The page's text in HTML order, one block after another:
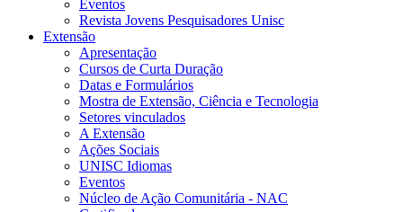
Eventos
Revista Jovens Pesquisadores Unisc
Extensão
Apresentação
Cursos de Curta Duração
Datas e Formulários
Mostra de Extensão, Ciência e Tecnologia
Setores vinculados
A Extensão
Ações Sociais
UNISC Idiomas
Eventos
Núcleo de Ação Comunitária - NAC